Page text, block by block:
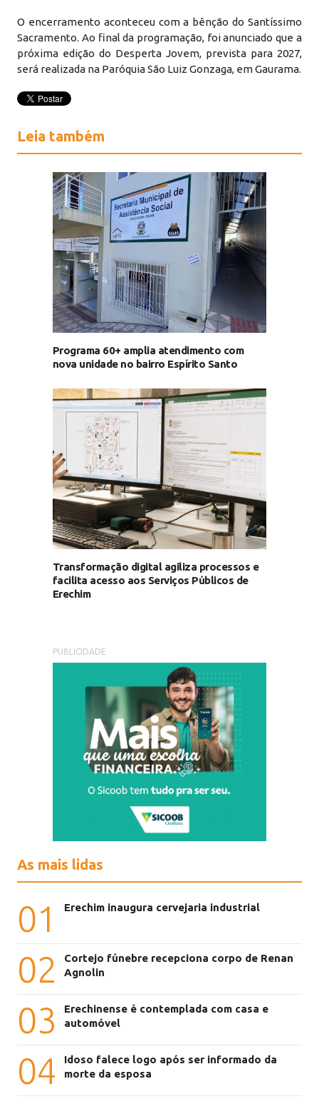
O encerramento aconteceu com a bênção do Santíssimo
Sacramento. Ao final da programação, foi anunciado que a
próxima edição do Desperta Jovem, prevista para 2027,
será realizada na Paróquia São Luiz Gonzaga, em Gaurama.
Leia também
Programa 60+ amplia atendimento com
nova unidade no bairro Espírito Santo
Transformação digital agiliza processos e
facilita acesso aos Serviços Públicos de
Erechim
PUBLICIDADE
As mais lidas
01 Erechim inaugura cervejaria industrial
02
Cortejo fúnebre recepciona corpo de Renan
Agnolin
03
Erechinense é contemplada com casa e
automóvel
04
Idoso falece logo após ser informado da
morte da esposa